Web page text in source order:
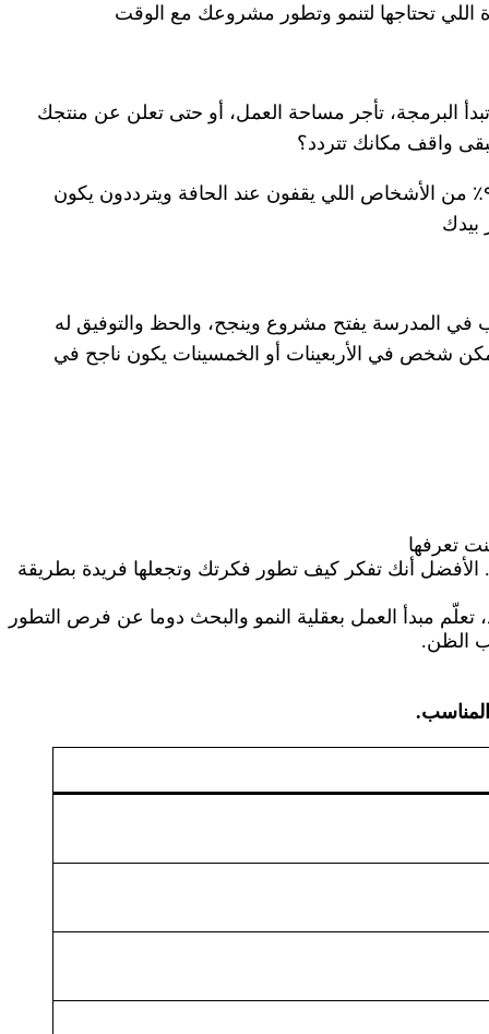
اللي تحتاجها لتنمو وتطور مشروعك مع الوقت
البرمجة، تأجر مساحة العمل، أو حتى تعلن عن منتجك
واقف مكانك تتردد؟
هذه النقطة الحاسمة هي اللي تفرق بين التردد والنجاح. اللحظة اللي لازم تكسر فيها حاجز الخوف وتقرر تبدأ. بالنسبة لي، ٩٠٪ من الأشخاص اللي يقفون عند الحافة ويترددون يكون
بيدك
المدرسة يفتح مشروع وينجح، والحظ والتوفيق له
ممكن شخص في الأربعينات أو الخمسينات يكون ناجح في
تعرفها
الأفضل أنك تفكر كيف تطور فكرتك وتجعلها فريدة بطريقة
مبدأ العمل بعقلية النمو والبحث دوما عن فرص التطور
الظن.